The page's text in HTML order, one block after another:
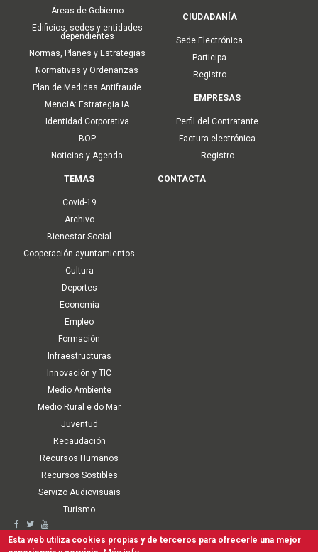
Áreas de Gobierno
Edificios, sedes y entidades
dependientes
Normas, Planes y Estrategias
Normativas y Ordenanzas
Plan de Medidas Antifraude
MencIA: Estrategia IA
Identidad Corporativa
BOP
Noticias y Agenda
CIUDADANÍA
Sede Electrónica
Participa
Registro
EMPRESAS
Perfil del Contratante
Factura electrónica
Registro
TEMAS
Covid-19
Archivo
Bienestar Social
Cooperación ayuntamientos
Cultura
Deportes
Economía
Empleo
Formación
Infraestructuras
Innovación y TIC
Medio Ambiente
Medio Rural e do Mar
Juventud
Recaudación
Recursos Humanos
Recursos Sostibles
Servizo Audiovisuais
Turismo
CONTACTA
Second
Accesibilidad Aviso Legal Política de cookies Términos de Uso
Mapa Web Canal interno de comunicación, denuncia y antifraude
Esta web utiliza cookies propias y de terceros para ofrecerle una mejor